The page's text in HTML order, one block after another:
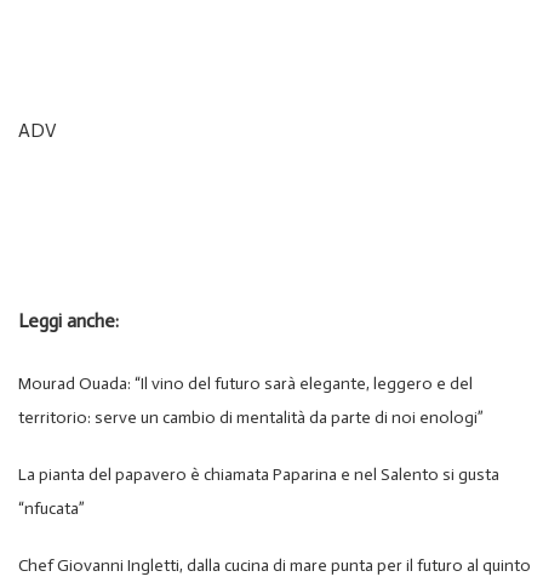
ADV
Leggi anche:
Mourad Ouada: “Il vino del futuro sarà elegante, leggero e del
territorio: serve un cambio di mentalità da parte di noi enologi”
La pianta del papavero è chiamata Paparina e nel Salento si gusta
“nfucata”
Chef Giovanni Ingletti, dalla cucina di mare punta per il futuro al quinto